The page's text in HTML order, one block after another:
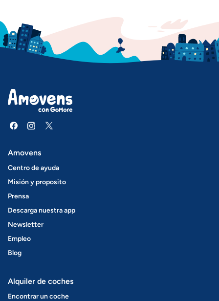
Amovens
Centro de ayuda
Misión y proposito
Prensa
Descarga nuestra app
Newsletter
Empleo
Blog
Alquiler de coches
Encontrar un coche